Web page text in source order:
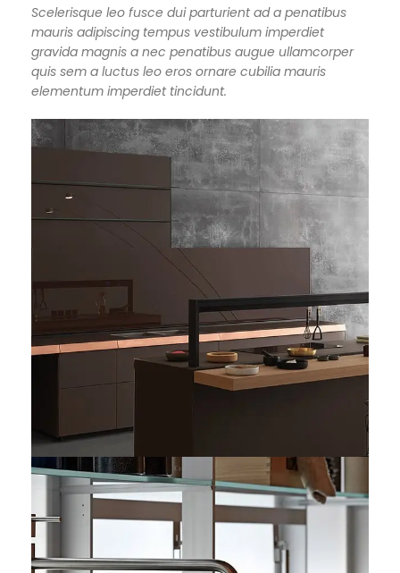
Scelerisque leo fusce dui parturient ad a penatibus
mauris adipiscing tempus vestibulum imperdiet
gravida magnis a nec penatibus augue ullamcorper
quis sem a luctus leo eros ornare cubilia mauris
elementum imperdiet tincidunt.